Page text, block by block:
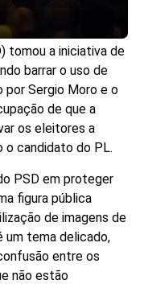
tomou a iniciativa de
barrar o uso de
por Sergio Moro e o
de que a
os eleitores a
o candidato do PL.
PSD em proteger
figura pública
de imagens de
um tema delicado,
entre os
não estão